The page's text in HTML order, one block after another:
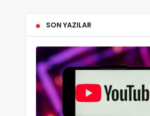
SON YAZILAR